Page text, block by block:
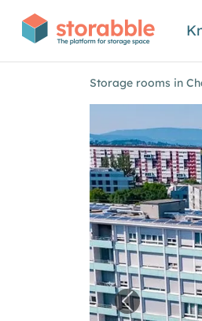
Storage rooms in
Previous